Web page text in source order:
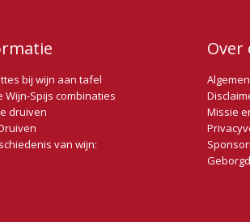
bij wijn aan tafel
Wijn-Spijs combinaties
druiven
van wijn:
Over
Missie